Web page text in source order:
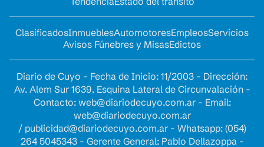
ClasificadosInmueblesAutomotoresEmpleosServicios
Avisos Fúnebres y MisasEdictos
Diario de Cuyo - Fecha de Inicio: 11/2003 - Dirección:
Av. Alem Sur 1639. Esquina Lateral de Circunvalación -
Contacto: web@diariodecuyo.com.ar- Email:
web@diariodecuyo.com.ar
/ publicidad@diariodecuyo.com.ar- Whatsapp: (054)
264 5045343 - Gerente General: Pablo Dellazoppa -